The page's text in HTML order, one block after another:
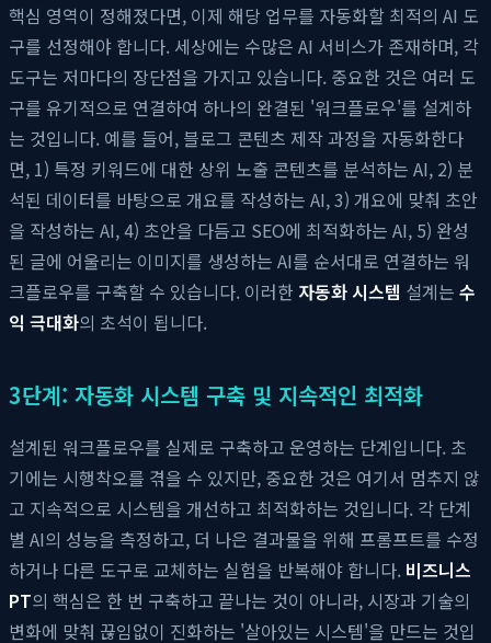
핵심 영역이 정해졌다면, 이제 해당 업무를 자동화할 최적의 AI 도
구를 선정해야 합니다. 세상에는 수많은 AI 서비스가 존재하며, 각
도구는 저마다의 장단점을 가지고 있습니다. 중요한 것은 여러 도
구를 유기적으로 연결하여 하나의 완결된 '워크플로우'를 설계하
는 것입니다. 예를 들어, 블로그 콘텐츠 제작 과정을 자동화한다
면, 1) 특정 키워드에 대한 상위 노출 콘텐츠를 분석하는 AI, 2) 분
석된 데이터를 바탕으로 개요를 작성하는 AI, 3) 개요에 맞춰 초안
을 작성하는 AI, 4) 초안을 다듬고 SEO에 최적화하는 AI, 5) 완성
된 글에 어울리는 이미지를 생성하는 AI를 순서대로 연결하는 워
크플로우를 구축할 수 있습니다. 이러한 자동화 시스템 설계는 수
익 극대화의 초석이 됩니다.
3단계: 자동화 시스템 구축 및 지속적인 최적화
설계된 워크플로우를 실제로 구축하고 운영하는 단계입니다. 초
기에는 시행착오를 겪을 수 있지만, 중요한 것은 여기서 멈추지 않
고 지속적으로 시스템을 개선하고 최적화하는 것입니다. 각 단계
별 AI의 성능을 측정하고, 더 나은 결과물을 위해 프롬프트를 수정
하거나 다른 도구로 교체하는 실험을 반복해야 합니다. 비즈니스
PT의 핵심은 한 번 구축하고 끝나는 것이 아니라, 시장과 기술의
변화에 맞춰 끊임없이 진화하는 '살아있는 시스템'을 만드는 것입